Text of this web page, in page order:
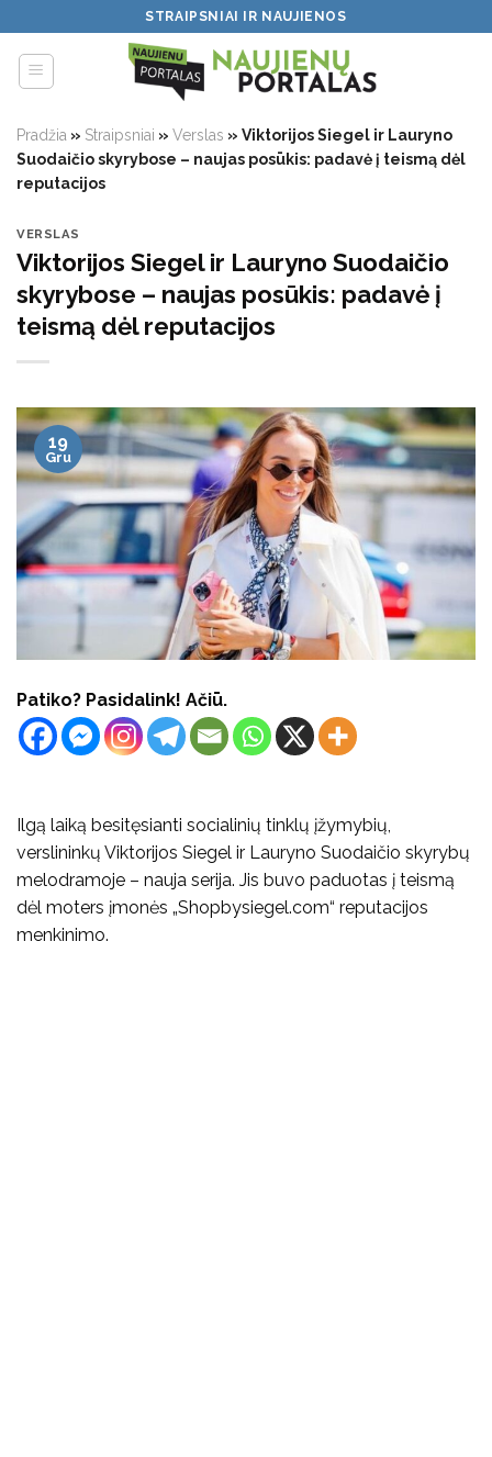
to
content
STRAIPSNIAI IR NAUJIENOS
Pradžia » Straipsniai » Verslas » Viktorijos Siegel ir Lauryno
Suodaičio skyrybose – naujas posūkis: padavė į teismą dėl
reputacijos
VERSLAS
Viktorijos Siegel ir Lauryno Suodaičio
skyrybose – naujas posūkis: padavė į
teismą dėl reputacijos
19
Gru
Patiko? Pasidalink! Ačiū.
Ilgą laiką besitęsianti socialinių tinklų įžymybių,
verslininkų Viktorijos Siegel ir Lauryno Suodaičio skyrybų
melodramoje – nauja serija. Jis buvo paduotas į teismą
dėl moters įmonės „Shopbysiegel.com“ reputacijos
menkinimo.